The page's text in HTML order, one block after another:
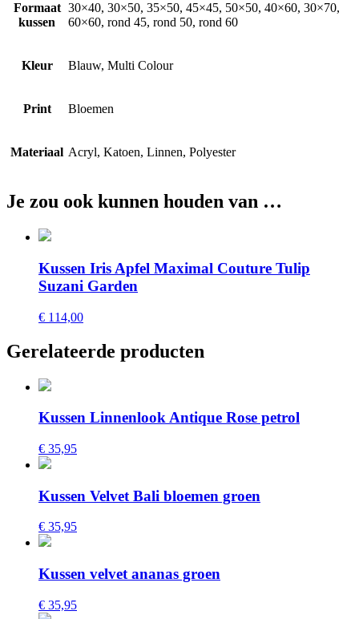
Formaat
kussen
30×40, 30×50, 35×50, 45×45, 50×50, 40×60, 30×70,
60×60, rond 45, rond 50, rond 60
Kleur Blauw, Multi Colour
Print Bloemen
Materiaal Acryl, Katoen, Linnen, Polyester
Je zou ook kunnen houden van …
Kussen Iris Apfel Maximal Couture Tulip
Suzani Garden
€ 114,00
Gerelateerde producten
Kussen Linnenlook Antique Rose petrol
€ 35,95
Kussen Velvet Bali bloemen groen
€ 35,95
Kussen velvet ananas groen
€ 35,95